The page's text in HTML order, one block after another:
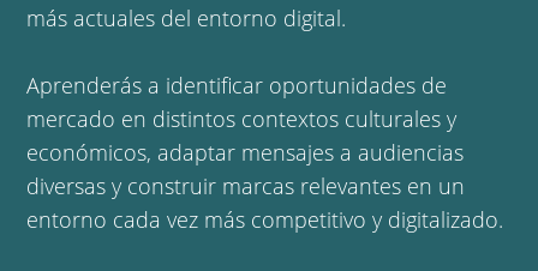
más actuales del entorno digital.
Aprenderás a identificar oportunidades de
mercado en distintos contextos culturales y
económicos, adaptar mensajes a audiencias
diversas y construir marcas relevantes en un
entorno cada vez más competitivo y digitalizado.